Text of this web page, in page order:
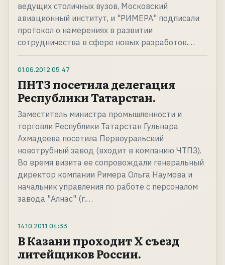
ведущих столичных вузов, Московский
авиационный институт, и "РИМЕРА" подписали
протокол о намерениях в развитии
сотрудничества в сфере новых разработок.…
01.06.2012 05:47
ПНТЗ посетила делегация
Республики Татарстан.
Заместитель министра промышленности и
торговли Республики Татарстан Гульнара
Ахмадеева посетила Первоуральский
новотрубный завод (входит в компанию ЧТПЗ).
Во время визита ее сопровождали генеральный
директор компании Римера Ольга Наумова и
начальник управления по работе с персоналом
завода "Алнас" (г.…
14.10.2011 04:33
В Казани проходит X съезд
литейщиков России.